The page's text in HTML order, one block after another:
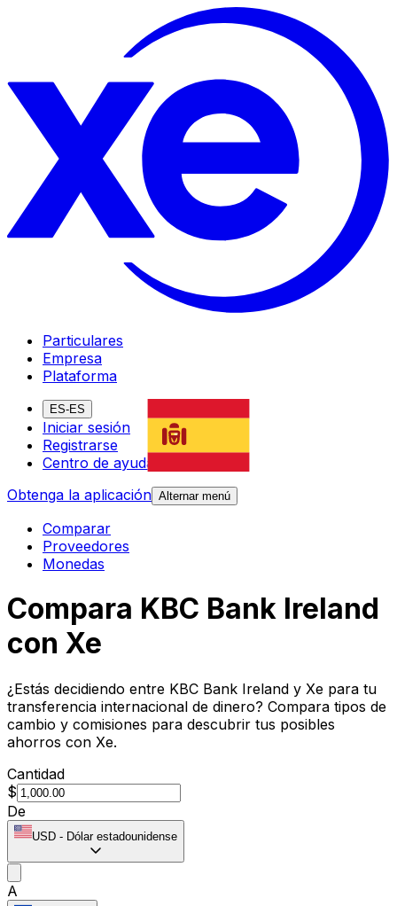
Particulares
Empresa
Plataforma
ES-ES
Iniciar sesión
Registrarse
Centro de ayuda
Obtenga la aplicación Alternar menú
Comparar
Proveedores
Monedas
Compara KBC Bank Ireland
con Xe
¿Estás decidiendo entre KBC Bank Ireland y Xe para tu
transferencia internacional de dinero? Compara tipos de
cambio y comisiones para descubrir tus posibles
ahorros con Xe.
Cantidad
$
De
USD - Dólar estadounidense
A